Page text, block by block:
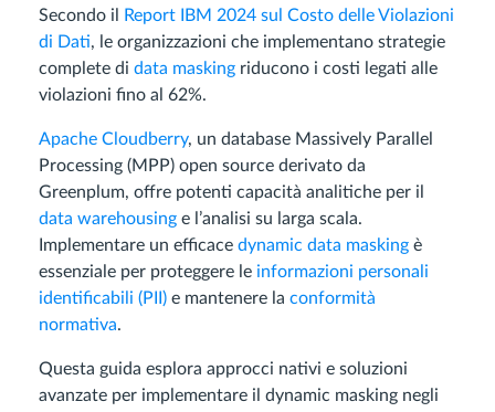
Secondo il
Report IBM 2024 sul Costo delle Violazioni
di Dati, le organizzazioni che implementano strategie
complete di data masking riducono i costi legati alle
violazioni fino al 62%.
Apache Cloudberry, un database Massively Parallel
Processing (MPP) open source derivato da
Greenplum, offre potenti capacità analitiche per il
data warehousing e l’analisi su larga scala.
Implementare un efficace dynamic data masking è
essenziale per proteggere le informazioni personali
identificabili (PII) e mantenere la conformità
normativa.
Questa guida esplora approcci nativi e soluzioni
avanzate per implementare il dynamic masking negli